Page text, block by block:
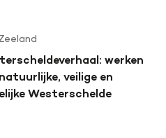
werken
veilige en
Westerschelde